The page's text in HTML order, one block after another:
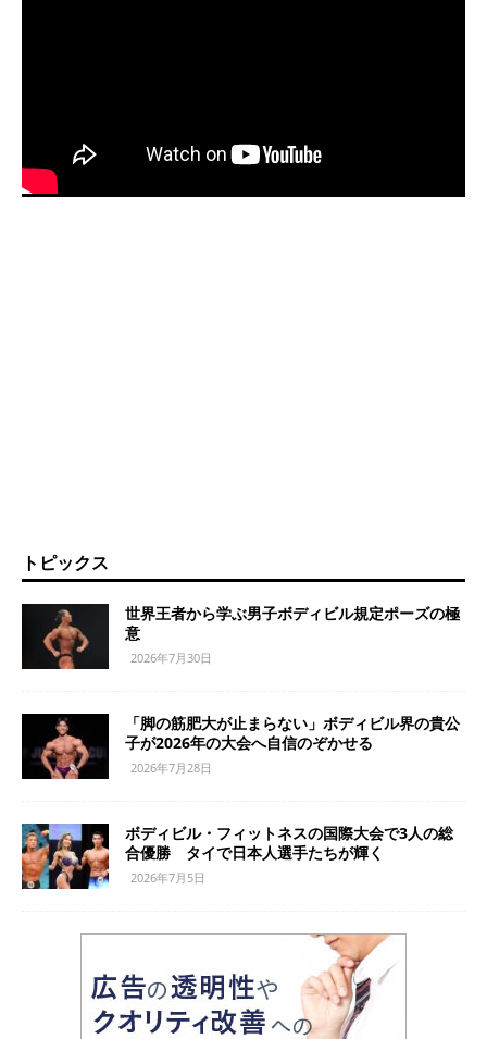
トピックス
世界王者から学ぶ男子ボディビル規定ポーズの極
意
2026年7月30日
「脚の筋肥大が止まらない」ボディビル界の貴公
子が2026年の大会へ自信のぞかせる
2026年7月28日
ボディビル・フィットネスの国際大会で3人の総
合優勝 タイで日本人選手たちが輝く
2026年7月5日